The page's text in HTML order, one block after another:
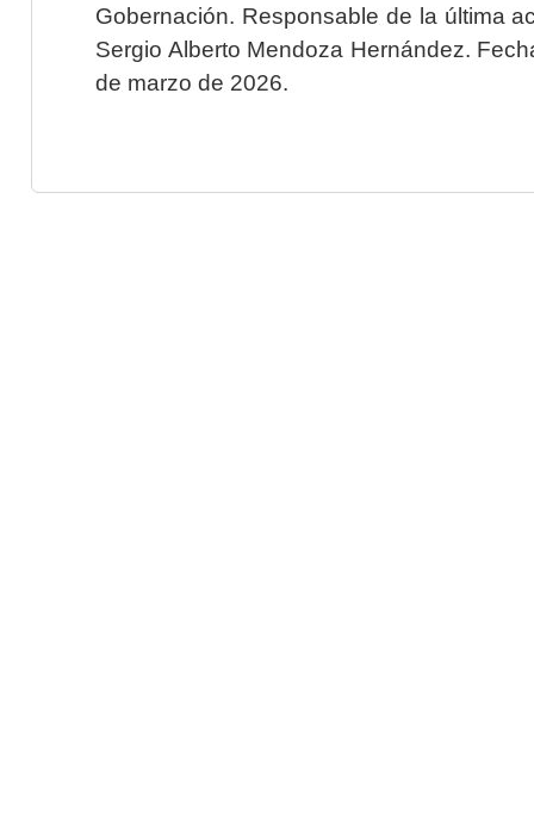
Gobernación. Responsable de la última
Sergio Alberto Mendoza Hernández.
de marzo de 2026.